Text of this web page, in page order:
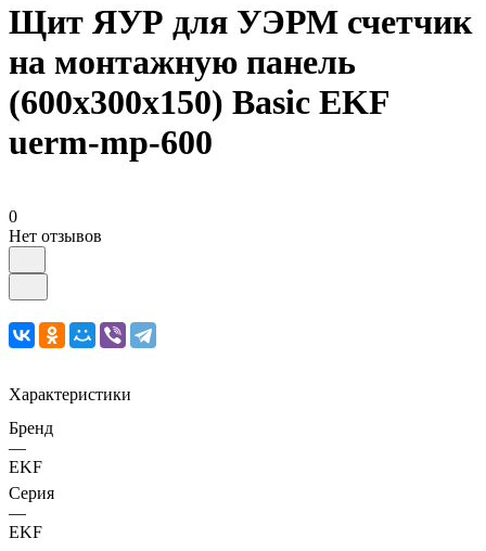
Щит ЯУР для УЭРМ счетчик
на монтажную панель
(600х300х150) Basic EKF
uerm-mp-600
0
Нет отзывов
Характеристики
Бренд
—
EKF
Серия
—
EKF